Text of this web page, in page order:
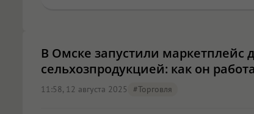
В Омске запустили маркетплейс
сельхозпродукцией: как он
11:58, 12 августа 2025 #торговля